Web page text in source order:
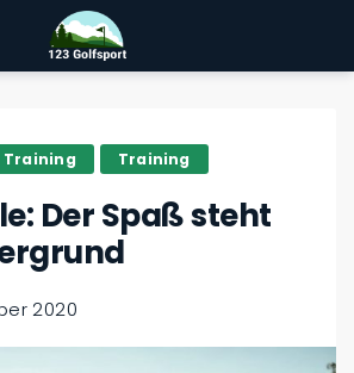
Training Training
Der Spaß steht
2020